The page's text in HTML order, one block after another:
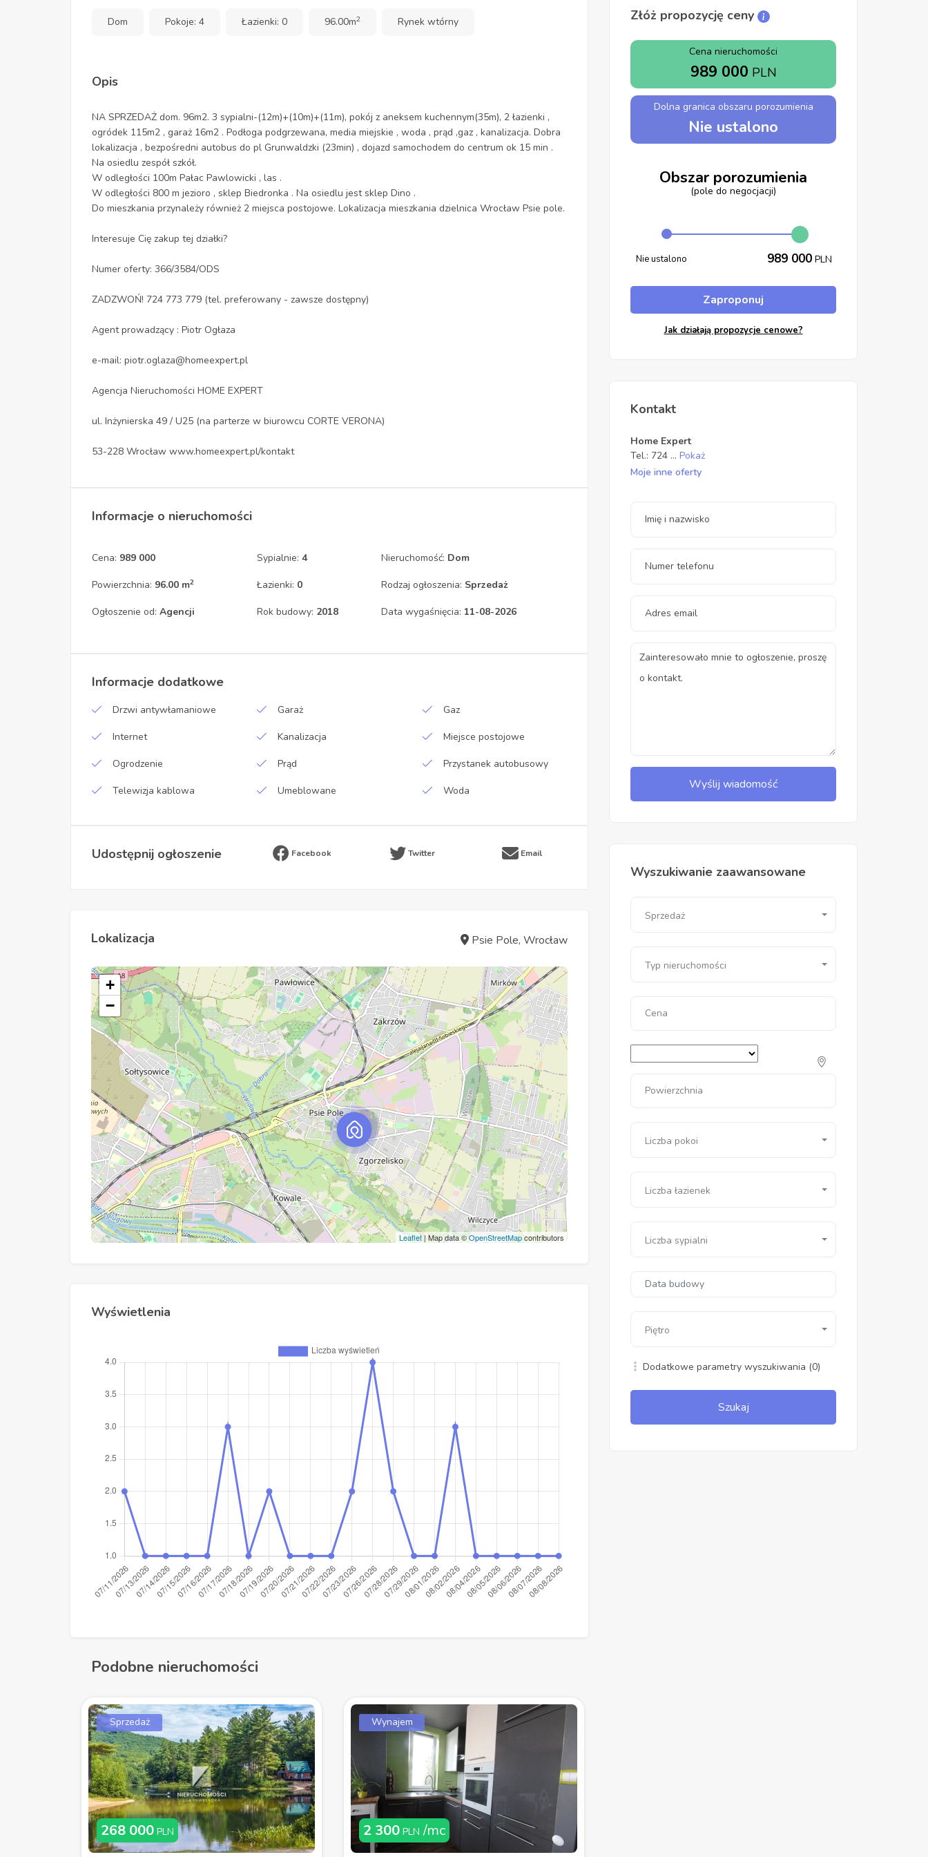
Dom Pokoje: 4 Łazienki: 0 96.00m2 Rynek wtórny
Opis
NA SPRZEDAŻ dom. 96m2. 3 sypialni-(12m)+(10m)+(11m), pokój z aneksem kuchennym(35m), 2 łazienki ,
ogródek 115m2 , garaż 16m2 . Podłoga podgrzewana, media miejskie , woda , prąd ,gaz , kanalizacja. Dobra
lokalizacja , bezpośredni autobus do pl Grunwaldzki (23min) , dojazd samochodem do centrum ok 15 min .
Na osiedlu zespół szkół.
W odległości 100m Pałac Pawlowicki , las .
W odległości 800 m jezioro , sklep Biedronka . Na osiedlu jest sklep Dino .
Do mieszkania przynależy również 2 miejsca postojowe. Lokalizacja mieszkania dzielnica Wrocław Psie pole.
Interesuje Cię zakup tej działki?
Numer oferty: 366/3584/ODS
ZADZWOŃ! 724 773 779 (tel. preferowany - zawsze dostępny)
Agent prowadzący : Piotr Ogłaza
e-mail: piotr.oglaza@homeexpert.pl
Agencja Nieruchomości HOME EXPERT
ul. Inżynierska 49 / U25 (na parterze w biurowcu CORTE VERONA)
53-228 Wrocław www.homeexpert.pl/kontakt
Informacje o nieruchomości
Cena: 989 000
Powierzchnia: 96.00 m2
Ogłoszenie od: Agencji
Sypialnie:4
Łazienki: 0
Rok budowy: 2018
Nieruchomość: Dom
Rodzaj ogłoszenia: Sprzedaż
Data wygaśnięcia: 11-08-2026
Informacje dodatkowe
Drzwi antywłamaniowe Garaż Gaz
Internet Kanalizacja Miejsce postojowe
Ogrodzenie Prąd Przystanek autobusowy
Telewizja kablowa Umeblowane Woda
Udostępnij ogłoszenie Facebook Twitter Email
Lokalizacja Psie Pole, Wrocław
+
−
Leaflet| Map data ©OpenStreetMapcontributors
Wyświetlenia
Złóż propozycję ceny
Cena nieruchomości
989 000 PLN
Dolna granica obszaru porozumienia
Nie ustalono
Obszar porozumienia
(pole do negocjacji)
Nie ustalono 989 000 PLN
Zaproponuj
Jak działają propozycje cenowe?
Kontakt
Home Expert
Tel.: 724 ... Pokaż
Moje inne oferty
Wyślij wiadomość
Wyszukiwanie zaawansowane
Sprzedaż
Typ nieruchomości
Cena
Powierzchnia
Liczba pokoi
Liczba łazienek
Liczba sypialni
Piętro
Dodatkowe parametry wyszukiwania (0)
Szukaj
Podobne nieruchomości
Sprzedaż
268 000 PLN
Wynajem
2 300 PLN /mc